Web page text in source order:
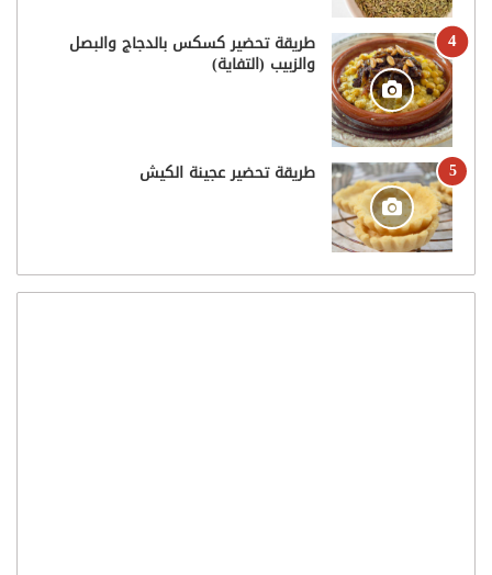
طريقة تحضير كسكس بالدجاج والبصل
والزبيب (التفاية)
طريقة تحضير عجينة الكيش